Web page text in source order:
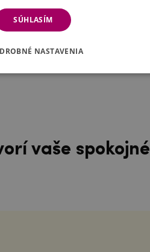
dvakrát skontroluje prevádzkovateľ e-
vaše
SÚHLASÍM
NASTAVENIA